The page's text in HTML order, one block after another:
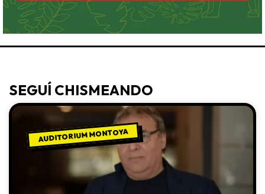
SEGUÍ CHISMEANDO
AUDITORIUM MONTOYA